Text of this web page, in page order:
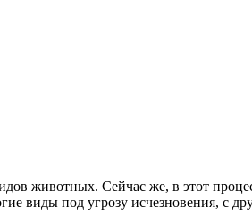
животных. Сейчас же, в этот
виды под угрозу исчезновения, с